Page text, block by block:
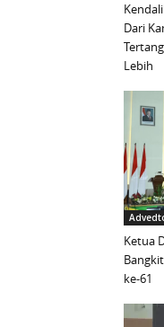
Dari
Lebih
Ketua
ke-61